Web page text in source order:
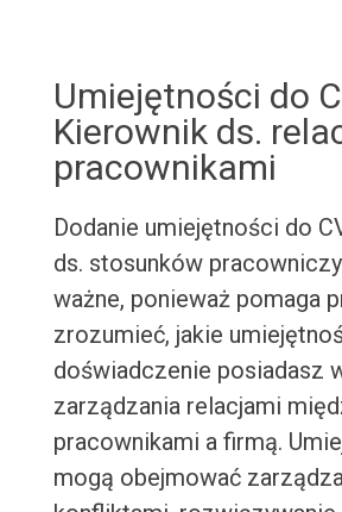
Umiejętności do
Kierownik ds.
pracownikami
Dodanie umiejętności do
ds. stosunków
ważne, ponieważ pomaga
zrozumieć, jakie
doświadczenie posiadasz
zarządzania relacjami
pracownikami a firmą.
mogą obejmować